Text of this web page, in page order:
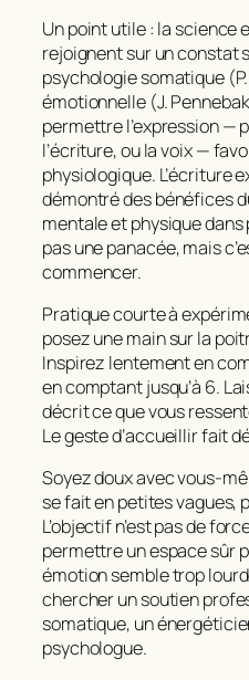
Un point utile : la science
rejoignent sur un constat
psychologie somatique
émotionnelle (J.
permettre l’expression —
l’écriture, ou la voix —
physiologique. L’écriture
démontré des bénéfices
mentale et physique dans
pas une panacée, mais
commencer.
Pratique courte à
posez une main sur la
Inspirez lentement en
en comptant jusqu’à 6.
décrit ce que vous
Le geste d’accueillir fait
Soyez doux avec vous-
se fait en petites vagues,
L’objectif n’est pas de
permettre un espace sûr
émotion semble trop
chercher un soutien
somatique, un
psychologue.